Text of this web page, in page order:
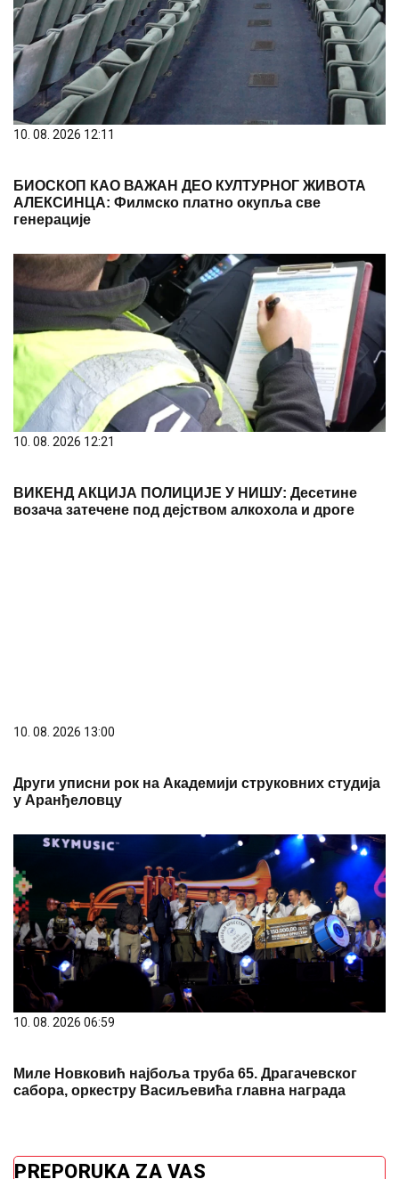
10. 08. 2026 12:11
БИОСКОП КАО ВАЖАН ДЕО КУЛТУРНОГ ЖИВОТА
10. 08. 2026 12:21
ВИКЕНД АКЦИЈА ПОЛИЦИЈЕ У НИШУ: Десетине
Други уписни рок на Академији струковних студија
10. 08. 2026 06:59
Миле Новковић најбоља труба 65. Драгачевског